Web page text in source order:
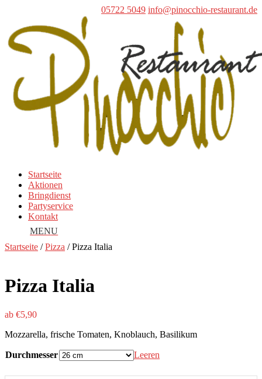
05722 5049 info@pinocchio-restaurant.de
Startseite
Aktionen
Bringdienst
Partyservice
Kontakt
Startseite /Pizza / Pizza Italia
Pizza Italia
ab €5,90
Mozzarella, frische Tomaten, Knoblauch, Basilikum
Durchmesser Leeren